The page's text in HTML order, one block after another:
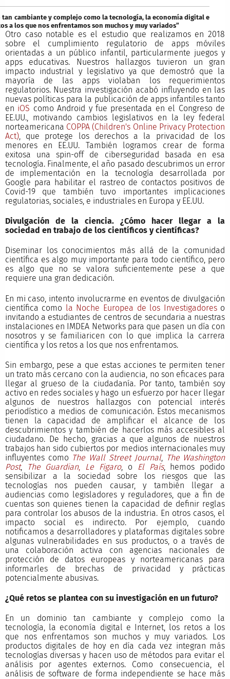
tan cambiante y complejo como la tecnología, la economía digital e
a los que nos enfrentamos son muchos y muy variados”
Otro caso notable es el estudio que realizamos en 2018
sobre el cumplimiento regulatorio de apps móviles
orientadas a un público infantil, particularmente juegos y
apps educativas. Nuestros hallazgos tuvieron un gran
impacto industrial y legislativo ya que demostró que la
mayoría de las apps violaban los requerimientos
regulatorios. Nuestra investigación acabó influyendo en las
nuevas políticas para la publicación de apps infantiles tanto
en iOS como Android y fue presentada en el Congreso de
EE.UU., motivando cambios legislativos en la ley federal
norteamericana COPPA (Children's Online Privacy Protection
Act), que protege los derechos a la privacidad de los
menores en EE.UU. También logramos crear de forma
exitosa una spin-off de ciberseguridad basada en esa
tecnología. Finalmente, el año pasado descubrimos un error
de implementación en la tecnología desarrollada por
Google para habilitar el rastreo de contactos positivos de
Covid-19 que también tuvo importantes implicaciones
regulatorias, sociales, e industriales en Europa y EE.UU.
Divulgación de la ciencia. ¿Cómo hacer llegar a la
sociedad en trabajo de los científicos y científicas?
Diseminar los conocimientos más allá de la comunidad
científica es algo muy importante para todo científico, pero
es algo que no se valora suficientemente pese a que
requiere una gran dedicación.
En mi caso, intento involucrarme en eventos de divulgación
científica como la Noche Europea de los Investigadoreso
invitando a estudiantes de centros de secundaria a nuestras
instalaciones en IMDEA Networks para que pasen un día con
nosotros y se familiaricen con lo que implica la carrera
científica y los retos a los que nos enfrentamos.
Sin embargo, pese a que estas acciones te permiten tener
un trato más cercano con la audiencia, no son eficaces para
llegar al grueso de la ciudadanía. Por tanto, también soy
activo en redes sociales y hago un esfuerzo por hacer llegar
algunos de nuestros hallazgos con potencial interés
periodístico a medios de comunicación. Estos mecanismos
tienen la capacidad de amplificar el alcance de los
descubrimientos y también de hacerlos más accesibles al
ciudadano. De hecho, gracias a que algunos de nuestros
trabajos han sido cubiertos por medios internacionales muy
influyentes como The Wall Street Journal, The Washington
Post, The Guardian, Le Figaro, o El País, hemos podido
sensibilizar a la sociedad sobre los riesgos que las
tecnologías nos pueden causar, y también llegar a
audiencias como legisladores y reguladores, que a fin de
cuentas son quienes tienen la capacidad de definir reglas
para controlar los abusos de la industria. En otros casos, el
impacto social es indirecto. Por ejemplo, cuando
notificamos a desarrolladores y plataformas digitales sobre
algunas vulnerabilidades en sus productos, o a través de
una colaboración activa con agencias nacionales de
protección de datos europeas y norteamericanas para
informarles de brechas de privacidad y prácticas
potencialmente abusivas.
¿Qué retos se plantea con su investigación en un futuro?
En un dominio tan cambiante y complejo como la
tecnología, la economía digital e Internet, los retos a los
que nos enfrentamos son muchos y muy variados. Los
productos digitales de hoy en día cada vez integran más
tecnologías diversas y hacen uso de métodos para evitar el
análisis por agentes externos. Como consecuencia, el
análisis de software de forma independiente se hace más